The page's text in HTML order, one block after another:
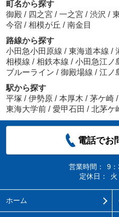
町名から探す
御殿 / 四之宮 / 一之宮 / 渋沢 /
今宿 / 相模が丘 / 南金目
路線から探す
小田急小田原線 / 東海道本線 /
相模線 / 相鉄本線 / 小田急江ノ
ブルーライン / 御殿場線 / 江ノ
駅から探す
平塚 / 伊勢原 / 本厚木 / 茅ケ崎 /
東海大学前 / 愛甲石田 / 北茅ケ
電話でお
営業時間：
9
定休日：
火
ホーム